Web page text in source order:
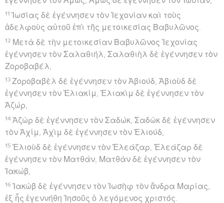
11 Ἰωσίας δὲ ἐγέννησεν τὸν Ἰεχονίαν καὶ τοὺς
ἀδελφοὺς αὐτοῦ ἐπὶ τῆς μετοικεσίας Βαβυλῶνος.
12 Μετὰ δὲ τὴν μετοικεσίαν Βαβυλῶνος Ἰεχονίας
ἐγέννησεν τὸν Σαλαθιήλ, Σαλαθιὴλ δὲ ἐγέννησεν τὸν
Ζοροβαβέλ,
13 Ζοροβαβὲλ δὲ ἐγέννησεν τὸν Ἀβιούδ, Ἀβιοὺδ δὲ
ἐγέννησεν τὸν Ἐλιακίμ, Ἐλιακὶμ δὲ ἐγέννησεν τὸν
Ἀζώρ,
14 Ἀζὼρ δὲ ἐγέννησεν τὸν Σαδώκ, Σαδὼκ δὲ ἐγέννησεν
τὸν Ἀχίμ, Ἀχὶμ δὲ ἐγέννησεν τὸν Ἐλιούδ,
15 Ἐλιοὺδ δὲ ἐγέννησεν τὸν Ἐλεάζαρ, Ἐλεάζαρ δὲ
ἐγέννησεν τὸν Ματθάν, Ματθὰν δὲ ἐγέννησεν τὸν
Ἰακώβ,
16 Ἰακὼβ δὲ ἐγέννησεν τὸν Ἰωσὴφ τὸν ἄνδρα Μαρίας,
ἐξ ἧς ἐγεννήθη Ἰησοῦς ὁ λεγόμενος χριστός.